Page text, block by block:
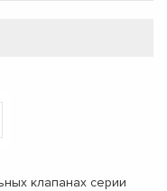
клапанах серии